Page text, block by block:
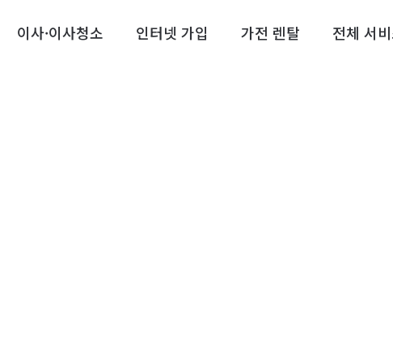
이사·이사청소 인터넷 가입 가전 렌탈 전체 서